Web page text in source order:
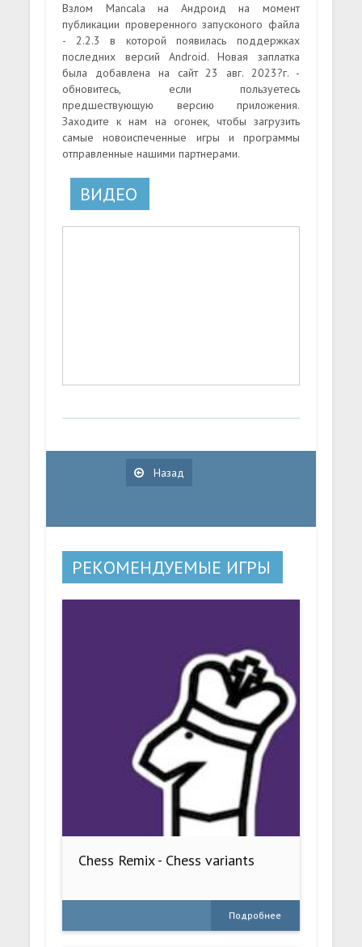
Взлом Mancala на Андроид на момент
публикации проверенного запусконого файла
- 2.2.3 в которой появилась поддержках
последних версий Android. Новая заплатка
была добавлена на сайт 23 авг. 2023?г. -
обновитесь, если пользуетесь
предшествующую версию приложения.
Заходите к нам на огонек, чтобы загрузить
самые новоиспеченные игры и программы
отправленные нашими партнерами.
ВИДЕО
Назад
РЕКОМЕНДУЕМЫЕ ИГРЫ
Chess Remix - Chess variants
Подробнее